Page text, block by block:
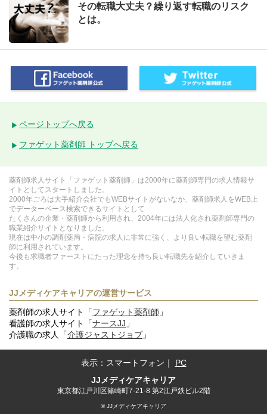
その転職大丈夫？繰り返す転職のリスク
とは。
ページトップへ戻る
ファゲット薬剤師 トップへ戻る
薬剤師求人サイト「ファゲット薬剤師」は2000年に薬剤師専門の求人情報サ
イトとしてスタートしました。
2000年ごろは大手紹介会社でもWEBサイトがないなか、薬剤師求人をWEB上
でデーターベース検索できるサイトとして
たくさんの企業・薬剤師から利用され、2004年には法人化され薬剤師専門の
職業紹介サイトとなりました。
現在は中小の調剤薬局・病院の求人に非常に強く、より良い転職を望む薬剤
師に利用されています。
今後も求職者ファーストにたった理念を持ち良い転職先を紹介していきま
す。
JJメディケアキャリアの運営サービス
薬剤師の求人サイト「ファゲット薬剤師 」
看護師の求人サイト「ナースJJ 」
介護職の求人「介護ジャストジョブ 」
表示： スマートフォン ｜ PC
JJメディケアキャリア
東京都江戸川区篠崎町7-21-8 第2江戸鉄ビル2階
© JJメディケアキャリア